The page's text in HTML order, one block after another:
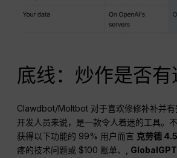
底线：炒作是否有
Clawdbot/Moltbot 对于喜欢修修补补并有
开发人员来说，是一款令人着迷的工具。
获得以下功能的 99% 用户而言 克劳德 4.5
疼的技术问题或 $100 账单、, GlobalGPT